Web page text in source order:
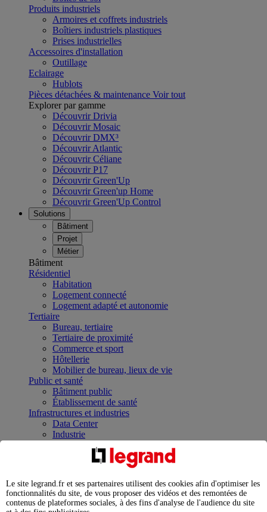
Produits industriels
Armoires et coffrets industriels
Boîtiers industriels plastiques
Prises industrielles
Accessoires d'installation
Outillage
Eclairage
Hublots
Pièces détachées & maintenance Voir tout
Explorer par gamme
Découvrir Drivia
Découvrir Mosaic
Découvrir DMX³
Découvrir Atlantic
Découvrir Céliane
Découvrir P17
Découvrir Green'Up
Découvrir Green'up Home
Découvrir Green'Up Control
Solutions
Bâtiment
Projet
Métier
Bâtiment
Résidentiel
Habitation
Logement connecté
Logement adapté et autonomie
Tertiaire
Bureau, tertiaire
Tertiaire de proximité
Commerce et sport
Hôtellerie
Mobilier de bureau, lieux de vie
Public et santé
Bâtiment public
Établissement de santé
Infrastructures et industries
Data Center
Industrie
Infrastructures
Contrôler et planifier le fonctionnement des appareils
Répartir et optimiser son tableau électrique
Legrand Data Center Solutions : concentrer les
expertises au service de vos performances
Le site legrand.fr et ses partenaires utilisent des cookies afin d'optimiser les
fonctionnalités du site, de vous proposer des vidéos et des remontées de
contenus de plateformes sociales, à des fins d'analyse de l'audience du site